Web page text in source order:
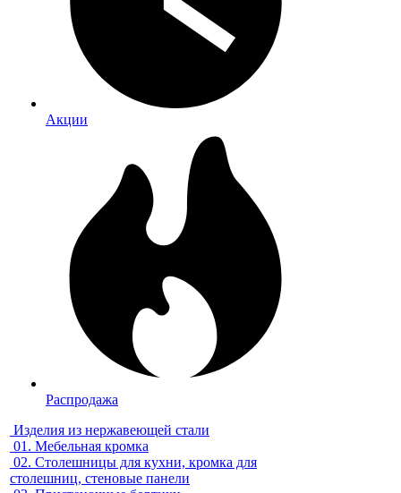
Акции
Распродажа
Изделия из нержавеющей стали
01. Мебельная кромка
02. Столешницы для кухни, кромка для
столешниц, стеновые панели